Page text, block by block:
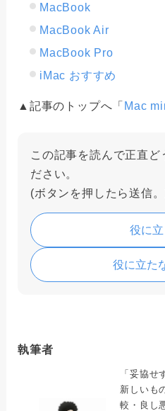
MacBook
MacBook Air
MacBook Pro
iMac おすすめ
▲記事のトップへ「 Mac
この記事を読んで正直ど
ださい。
(ボタンを押したら送信
役に立
役に立た
執筆者
「妥協せ
新しいも
較・良し